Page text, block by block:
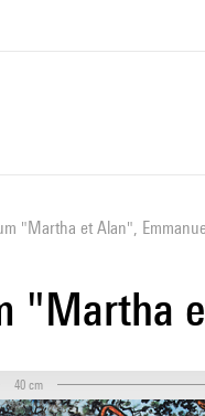
"Martha et Alan",
"Martha
40 cm